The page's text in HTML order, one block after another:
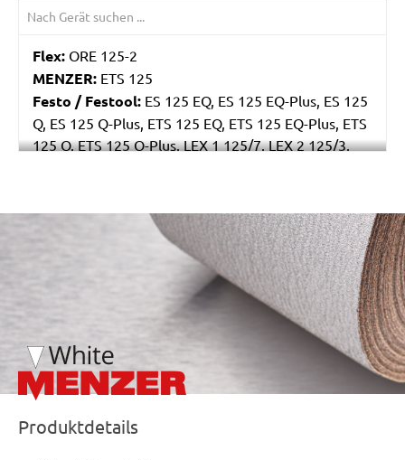
Flex: ORE 125-2
MENZER: ETS 125
Festo / Festool: ES 125 EQ, ES 125 EQ-Plus, ES 125
Q, ES 125 Q-Plus, ETS 125 EQ, ETS 125 EQ-Plus, ETS
125 Q, ETS 125 Q-Plus, LEX 1 125/7, LEX 2 125/3,
/marketing/parallax/menzer/parallax_logos/
Produktdetails